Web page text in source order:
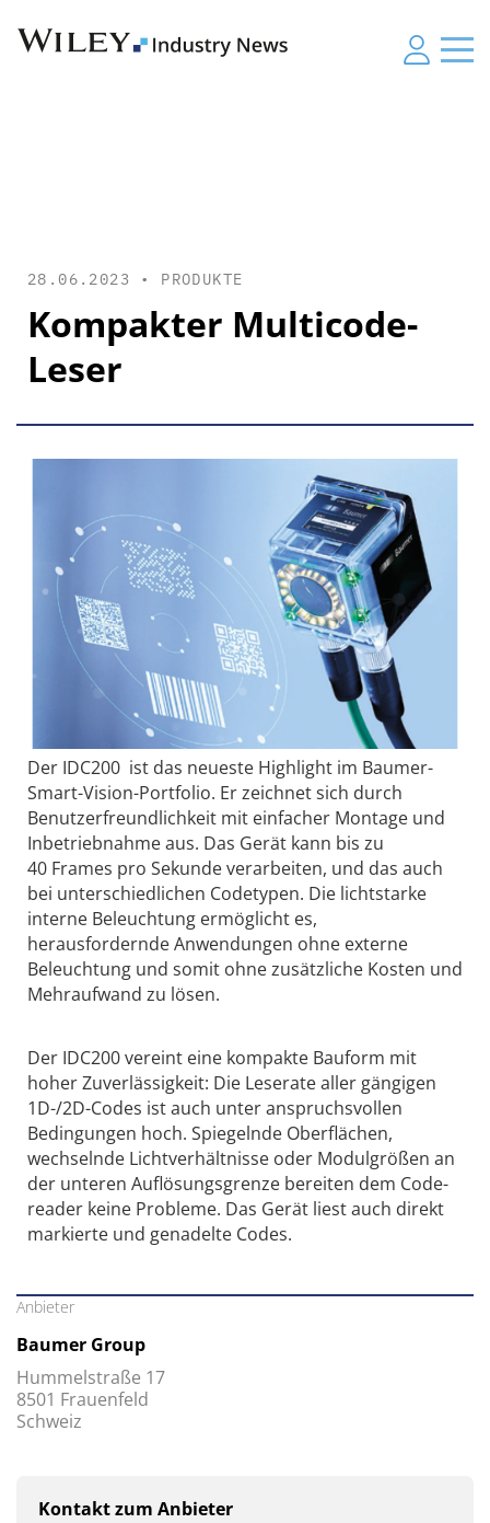
28.06.2023 • PRODUKTE
Kompakter ­Multicode-
Leser
Der IDC200 ­ ist das neueste Highlight im Baumer-
Smart-­Vision-Portfolio. Er zeichnet sich durch
Benutzerfreundlichkeit mit einfacher Montage und
Inbetriebnahme aus. Das Gerät kann bis zu
40 Frames pro Sekunde verarbeiten, und das auch
bei unterschiedlichen Codetypen. Die lichtstarke
interne ­Beleuchtung ermöglicht es,
herausfordernde Anwendungen ohne externe
Beleuchtung und somit ohne zusätzliche Kosten und
Mehraufwand zu lösen.
Der IDC200 vereint eine kompakte Bauform mit
hoher Zuverlässigkeit: Die Lese­rate aller gängigen
1D-/2D-Codes ist auch unter anspruchsvollen
Bedingungen hoch. Spiegelnde Oberflächen,
wechselnde Lichtverhältnisse oder Modulgrößen an
der unteren Auflösungsgrenze bereiten dem Code­
reader keine Probleme. Das Gerät liest auch direkt
markierte und genadelte Codes.
Anbieter
Baumer Group
Hummelstraße 17
8501 Frauenfeld
Schweiz
Kontakt zum Anbieter